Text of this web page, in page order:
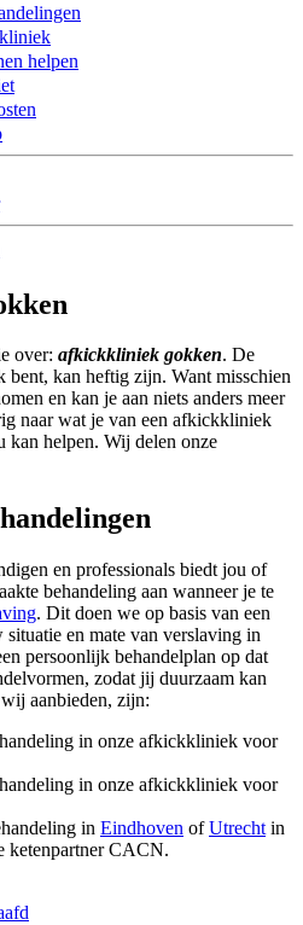
helpen
over: afkickkliniek gokken. De
bent, kan heftig zijn. Want misschien
en kan je aan niets anders meer
naar wat je van een afkickkliniek
kan helpen. Wij delen onze
en professionals biedt jou of
behandeling aan wanneer je te
. Dit doen we op basis van een
en mate van verslaving in
persoonlijk behandelplan op dat
zodat jij duurzaam kan
aanbieden, zijn:
in onze afkickkliniek voor
in onze afkickkliniek voor
in Eindhoven ofUtrecht in
ketenpartner CACN.